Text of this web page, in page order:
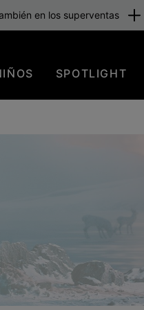
en los superventas
SPOTLIGHT